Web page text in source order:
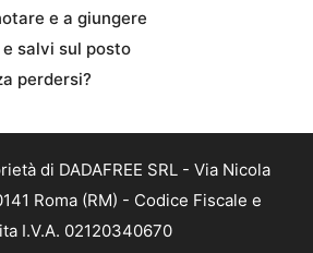
e a giungere
e salvi sul posto
perdersi?
di DADAFREE SRL - Via Nicola
Roma (RM) - Codice Fiscale e
I.V.A. 02120340670